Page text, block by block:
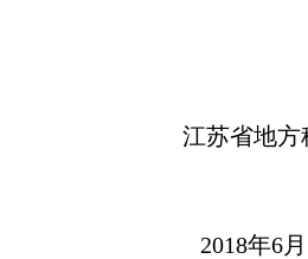
江苏省地方
2018年6月